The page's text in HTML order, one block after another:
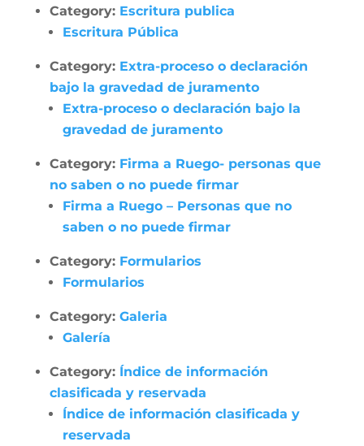
Category: Escritura publica
Escritura Pública
Category: Extra-proceso o declaración
bajo la gravedad de juramento
Extra-proceso o declaración bajo la
gravedad de juramento
Category: Firma a Ruego- personas que
no saben o no puede firmar
Firma a Ruego – Personas que no
saben o no puede firmar
Category: Formularios
Formularios
Category: Galeria
Galería
Category: Índice de información
clasificada y reservada
Índice de información clasificada y
reservada